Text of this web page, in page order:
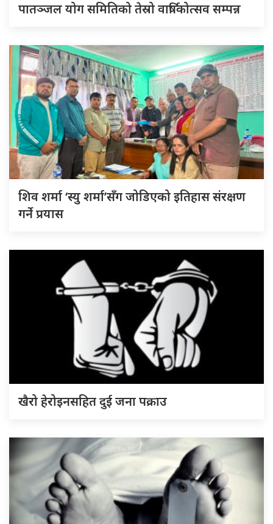
पातञ्जल योग समितिको तेस्रो वार्षिकोत्सव सम्पन्न
शिव शर्मा ‘स्यु शर्मा’सँग जोडिएको इतिहास संरक्षण
गर्ने प्रयास
खैरो हेरोइनसहित दुई जना पक्राउ